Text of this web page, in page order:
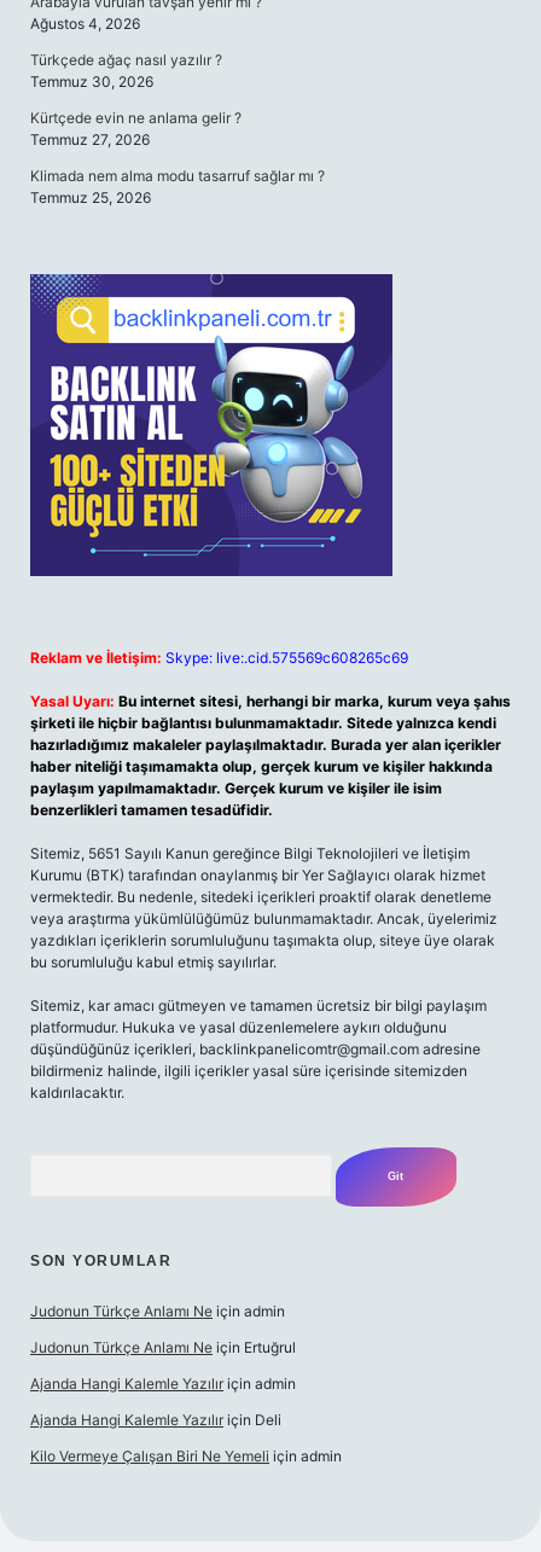
Ağustos 4, 2026
Türkçede ağaç nasıl yazılır ?
Temmuz 30, 2026
Kürtçede evin ne anlama gelir ?
Temmuz 27, 2026
Klimada nem alma modu tasarruf sağlar mı ?
Temmuz 25, 2026
Reklam ve İletişim: Skype: live:.cid.575569c608265c69
Yasal Uyarı: Bu internet sitesi, herhangi bir marka, kurum veya şahıs
şirketi ile hiçbir bağlantısı bulunmamaktadır. Sitede yalnızca kendi
hazırladığımız makaleler paylaşılmaktadır. Burada yer alan içerikler
haber niteliği taşımamakta olup, gerçek kurum ve kişiler hakkında
paylaşım yapılmamaktadır. Gerçek kurum ve kişiler ile isim
benzerlikleri tamamen tesadüfidir.
Sitemiz, 5651 Sayılı Kanun gereğince Bilgi Teknolojileri ve İletişim
Kurumu (BTK) tarafından onaylanmış bir Yer Sağlayıcı olarak hizmet
vermektedir. Bu nedenle, sitedeki içerikleri proaktif olarak denetleme
veya araştırma yükümlülüğümüz bulunmamaktadır. Ancak, üyelerimiz
yazdıkları içeriklerin sorumluluğunu taşımakta olup, siteye üye olarak
bu sorumluluğu kabul etmiş sayılırlar.
Sitemiz, kar amacı gütmeyen ve tamamen ücretsiz bir bilgi paylaşım
platformudur. Hukuka ve yasal düzenlemelere aykırı olduğunu
düşündüğünüz içerikleri, backlinkpanelicomtr@gmail.com adresine
bildirmeniz halinde, ilgili içerikler yasal süre içerisinde sitemizden
kaldırılacaktır.
SON YORUMLAR
Judonun Türkçe Anlamı Ne için admin
Judonun Türkçe Anlamı Ne için Ertuğrul
Ajanda Hangi Kalemle Yazılır için admin
Ajanda Hangi Kalemle Yazılır için Deli
Kilo Vermeye Çalışan Biri Ne Yemeli için admin